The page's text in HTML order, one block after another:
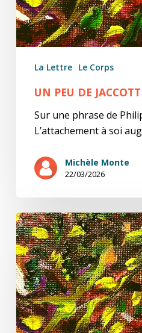
La Lettre Le Corps
UN PEU DE
Sur une phrase de
L’attachement à soi
Michèle Monte
22/03/2026
Un
peu
de
Michaux
et
nous